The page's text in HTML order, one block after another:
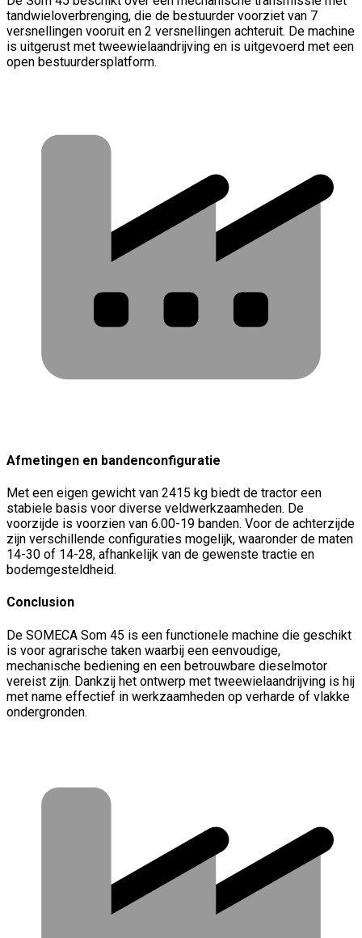
tandwieloverbrenging, die de bestuurder voorziet van 7
versnellingen vooruit en 2 versnellingen achteruit. De machine
is uitgerust met tweewielaandrijving en is uitgevoerd met een
open bestuurdersplatform.
Afmetingen en bandenconfiguratie
Met een eigen gewicht van 2415 kg biedt de tractor een
stabiele basis voor diverse veldwerkzaamheden. De
voorzijde is voorzien van 6.00-19 banden. Voor de achterzijde
zijn verschillende configuraties mogelijk, waaronder de maten
14-30 of 14-28, afhankelijk van de gewenste tractie en
bodemgesteldheid.
Conclusion
De SOMECA Som 45 is een functionele machine die geschikt
is voor agrarische taken waarbij een eenvoudige,
mechanische bediening en een betrouwbare dieselmotor
vereist zijn. Dankzij het ontwerp met tweewielaandrijving is hij
met name effectief in werkzaamheden op verharde of vlakke
ondergronden.